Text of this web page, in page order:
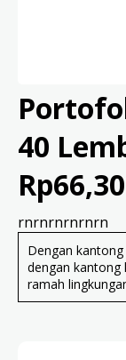
40
rnrnrnrnrnrn
Dengan
dengan kantong
ramah